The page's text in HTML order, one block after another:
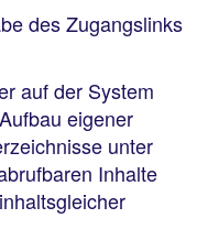
des Zugangslinks
auf der System
eigener
unter
Inhalte